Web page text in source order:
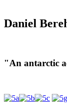
Daniel
"An antarctic